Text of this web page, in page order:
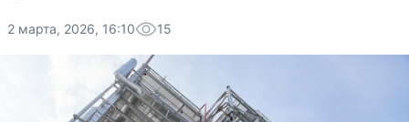
2 марта, 2026, 16:10 15